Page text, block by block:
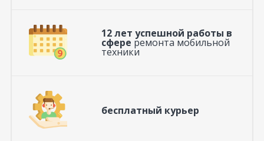
12 лет успешной работы в
сфере ремонта мобильной
техники
бесплатный курьер